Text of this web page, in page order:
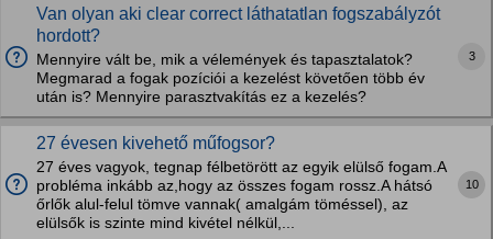
Van olyan aki clear correct láthatatlan fogszabályzót
hordott?
Mennyire vált be, mik a vélemények és tapasztalatok?
Megmarad a fogak pozíciói a kezelést követően több év
után is? Mennyire parasztvakítás ez a kezelés?
3
27 évesen kivehető műfogsor?
27 éves vagyok, tegnap félbetörött az egyik elülső fogam.A
probléma inkább az,hogy az összes fogam rossz.A hátsó
őrlők alul-felul tömve vannak( amalgám töméssel), az
elülsők is szinte mind kivétel nélkül,...
10